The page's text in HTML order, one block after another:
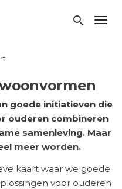
search
goede initiatieven die
ouderen combineren
samenleving. Maar
meer worden.
kaart waar we goede
voor ouderen